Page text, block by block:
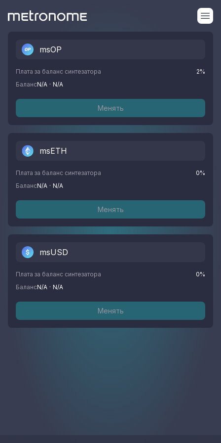
msOP
Плата за баланс синтезатора 2%
БалансN/A · N/A
Менять
msETH
Плата за баланс синтезатора 0%
БалансN/A · N/A
Менять
msUSD
Плата за баланс синтезатора 0%
БалансN/A · N/A
Менять